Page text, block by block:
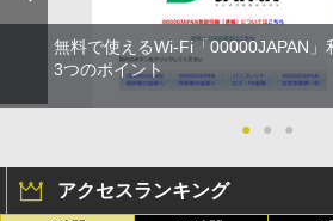
無料で使えるWi-Fi「00000JAPAN」
3つのポイント
● ● ●
アクセスランキング